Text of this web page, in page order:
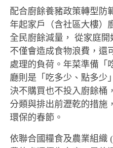
配合廚餘養豬政策轉型防
年起家戶（含社區大樓）
全民廚餘減量， 從家庭
不僅會造成食物浪費，還
處理的負荷。年菜準備「
廳則是「吃多少、點多少
決不購買也不投入廚餘桶
分類與排出前瀝乾的措施
環保的春節。
依聯合國糧食及農業組織